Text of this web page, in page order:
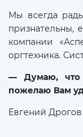
Мы всегда
признательны,
компании
оргтехника.
— Думаю, что
пожелаю Вам
Евгений Дрогов